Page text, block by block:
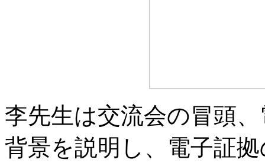
李先生は交流会の冒頭
背景を説明し、電子証